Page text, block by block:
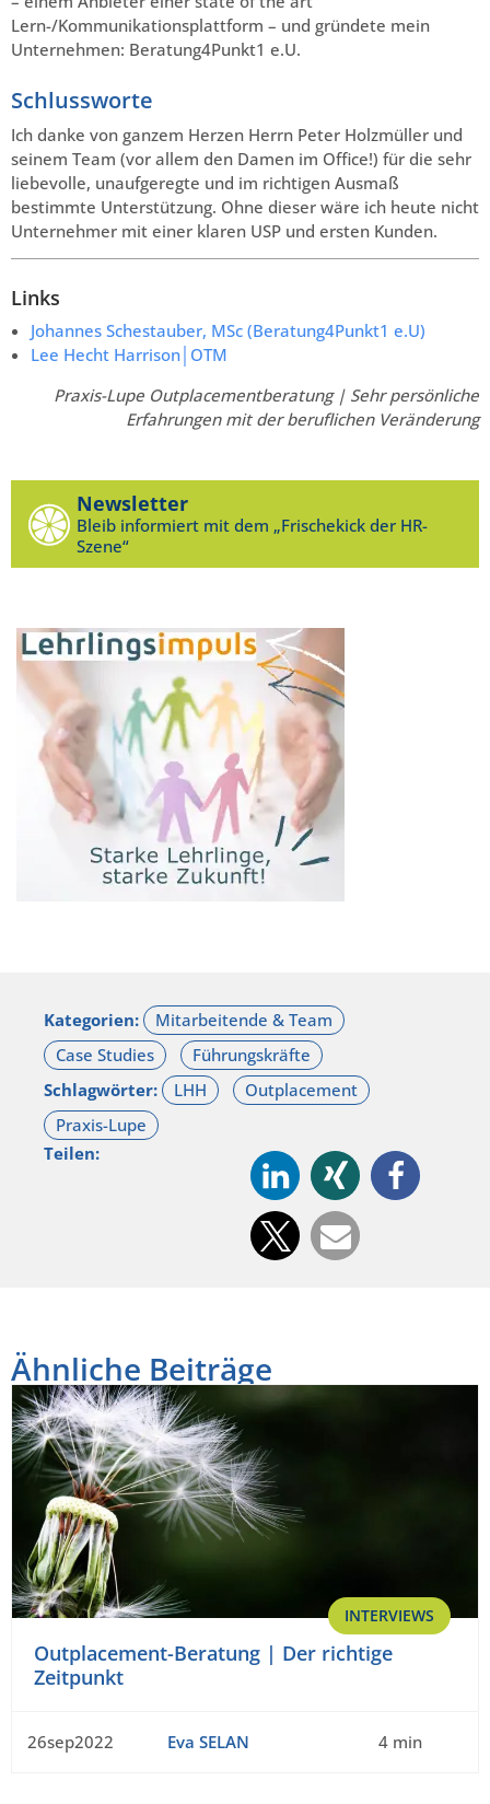
Lern-/Kommunikationsplattform – und gründete mein
Unternehmen: Beratung4Punkt1 e.U.
Schlussworte
Ich danke von ganzem Herzen Herrn Peter Holzmüller und
seinem Team (vor allem den Damen im Office!) für die sehr
liebevolle, unaufgeregte und im richtigen Ausmaß
bestimmte Unterstützung. Ohne dieser wäre ich heute nicht
Unternehmer mit einer klaren USP und ersten Kunden.
Links
Johannes Schestauber, MSc (Beratung4Punkt1 e.U)
Lee Hecht Harrison│OTM
Praxis-Lupe Outplacementberatung | Sehr persönliche
Erfahrungen mit der beruflichen Veränderung
Newsletter
Bleib informiert mit dem „Frischekick der HR-
Szene“
Kategorien:
Schlagwörter:
Teilen:
Ähnliche Beiträge
INTERVIEWS
Outplacement-Beratung | Der richtige
Zeitpunkt
26sep2022 Eva SELAN 4 min